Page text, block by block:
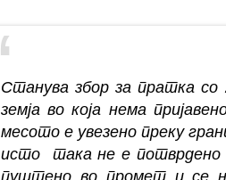
Станува збор за пратка
земја во која нема
месото е увезено преку
исто така не е потврдено
пуштено во промет и се